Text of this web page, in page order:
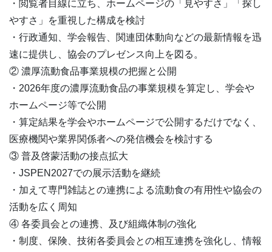
・閲覧者目線に立ち、ホームページの「見やすさ」「探し
やすさ」を重視した構成を検討
・行政通知、学会報告、関連団体動向などの最新情報を迅
速に提供し、協会のプレゼンス向上を図る。
② 濃厚流動食品事業規模の把握と公開
・2026年度の濃厚流動食品の事業規模を算定し、学会や
ホームページ等で公開
・算定結果を学会やホームページで公開するだけでなく、
医療機関や業界関係者への発信機会を検討する
③ 普及啓蒙活動の接点拡大
・JSPEN2027での展示活動を継続
・加えて専門雑誌との連携による流動食の有用性や協会の
活動を広く周知
④ 各委員会との連携、及び組織体制の強化
・制度、保険、技術各委員会との相互連携を強化し、情報